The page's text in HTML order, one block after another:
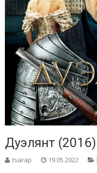
Дуэлянт (2016)
tsarap 19.05.2022